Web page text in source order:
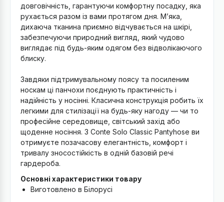
довговічність, гарантуючи комфортну посадку, яка
рухається разом із вами протягом дня. М’яка,
дихаюча тканина приємно відчувається на шкірі,
забезпечуючи природний вигляд, який чудово
виглядає під будь-яким одягом без відволікаючого
блиску.
Завдяки підтримувальному поясу та посиленим
носкам ці панчохи поєднують практичність і
надійність у носінні. Класична конструкція робить їх
легкими для стилізації на будь-яку нагоду — чи то
професійне середовище, світський захід або
щоденне носіння. З Conte Solo Classic Pantyhose ви
отримуєте позачасову елегантність, комфорт і
тривалу зносостійкість в одній базовій речі
гардероба.
Основні характеристики товару
Виготовлено в Білорусі